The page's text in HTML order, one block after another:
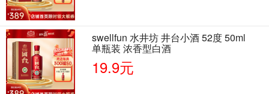
swellfun 水井坊 井台小酒 52度 50ml
单瓶装 浓香型白酒
19.9元